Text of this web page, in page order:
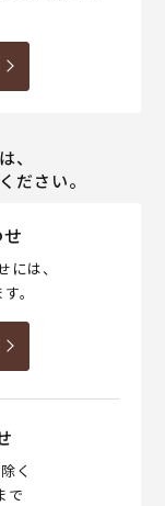
、
ださい。
は、
。
く
で